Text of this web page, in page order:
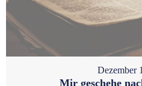
Dezember
Mir geschehe